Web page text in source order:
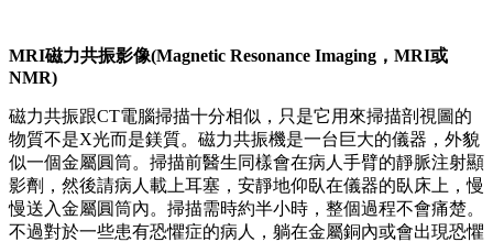
MRI磁力共振影像(Magnetic Resonance Imaging，MRI或
NMR)
磁力共振跟CT電腦掃描十分相似，只是它用來掃描剖視圖的
物質不是X光而是鎂質。磁力共振機是一台巨大的儀器，外貌
似一個金屬圓筒。掃描前醫生同樣會在病人手臂的靜脈注射顯
影劑，然後請病人載上耳塞，安靜地仰臥在儀器的臥床上，慢
慢送入金屬圓筒內。掃描需時約半小時，整個過程不會痛楚。
不過對於一些患有恐懼症的病人，躺在金屬銅內或會出現恐懼